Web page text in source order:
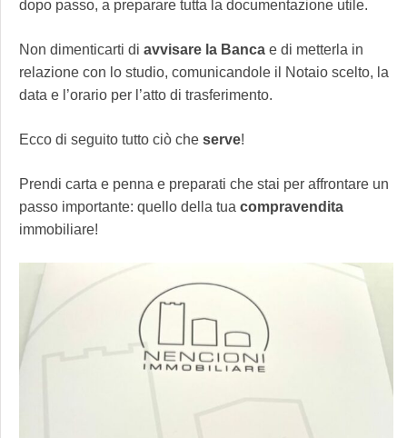
dopo passo, a preparare tutta la documentazione utile.
Non dimenticarti di avvisare la Banca e di metterla in
relazione con lo studio, comunicandole il Notaio scelto, la
data e l’orario per l’atto di trasferimento.
Ecco di seguito tutto ciò che serve!
Prendi carta e penna e preparati che stai per affrontare un
passo importante: quello della tua compravendita
immobiliare!